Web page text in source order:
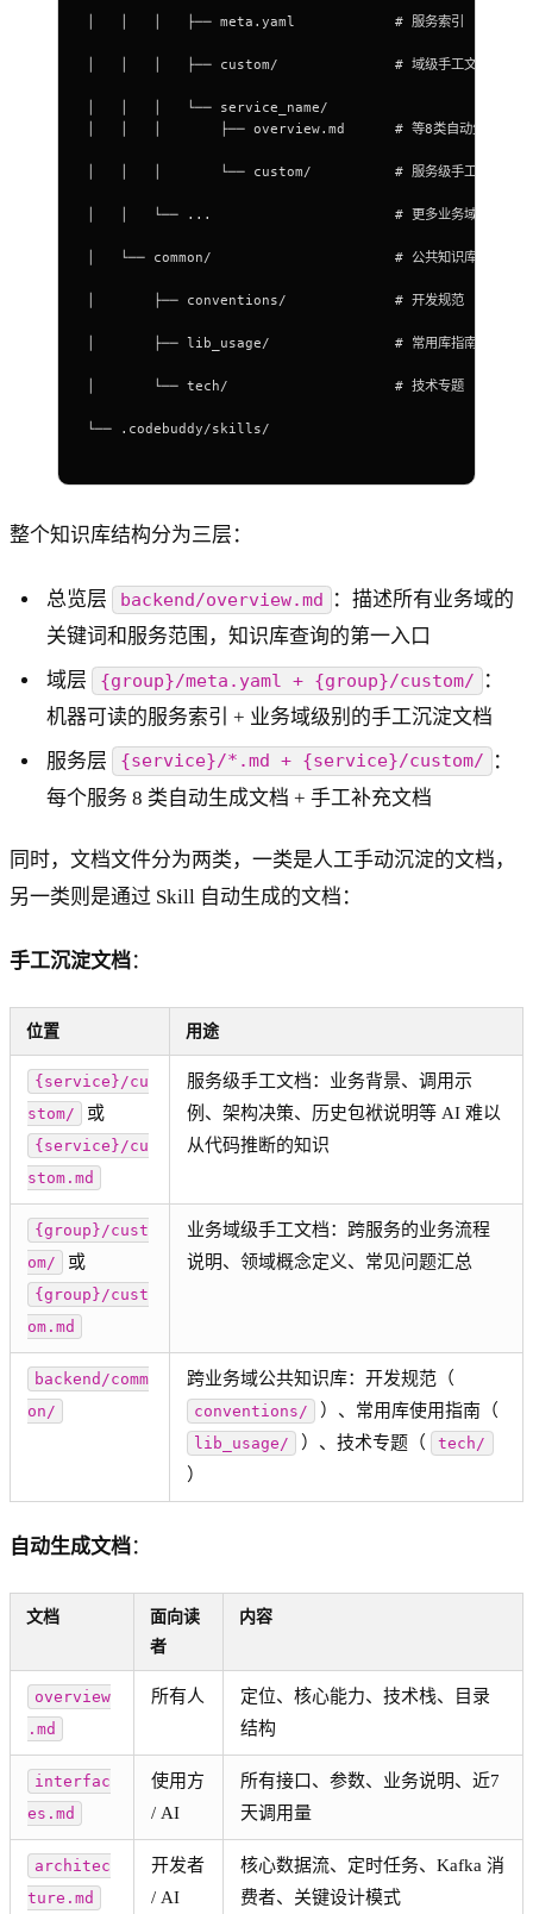
│   │   │   ├── meta.yaml            # 服务索引
│   │   │   ├── custom/              # 域级手工文档
│   │   │   └── service_name/
│   │   │       ├── overview.md      # 等8类自动生成
│   │   │       └── custom/          # 服务级手工文档
│   │   └── ...                      # 更多业务域
│   └── common/                      # 公共知识库
│       ├── conventions/             # 开发规范
│       ├── lib_usage/               # 常用库指南
│       └── tech/                    # 技术专题
└── .codebuddy/skills/
整个知识库结构分为三层：
总览层 backend/overview.md
：描述所有业务域的
关键词和服务范围，知识库查询的第一入口
域层
{group}/meta.yaml + {group}/custom/
：
机器可读的服务索引 + 业务域级别的手工沉淀文档
服务层
{service}/*.md + {service}/custom/
：
每个服务 8 类自动生成文档 + 手工补充文档
同时，文档文件分为两类，一类是人工手动沉淀的文档，
另一类则是通过 Skill 自动生成的文档：
手工沉淀文档：
位置 用途
{service}/cu
stom/
或
{service}/cu
stom.md
服务级手工文档：业务背景、调用示
例、架构决策、历史包袱说明等 AI 难以
从代码推断的知识
{group}/cust
om/
或
{group}/cust
om.md
业务域级手工文档：跨服务的业务流程
说明、领域概念定义、常见问题汇总
backend/comm
on/
跨业务域公共知识库：开发规范（
conventions/ ）、常用库使用指南（
lib_usage/ ）、技术专题（ tech/
）
自动生成文档：
文档
面向读
者
内容
overview
.md
所有人
定位、核心能力、技术栈、目录
结构
interfac
es.md
使用方
/ AI
所有接口、参数、业务说明、近7
天调用量
architec
ture.md
开发者
/ AI
核心数据流、定时任务、Kafka 消
费者、关键设计模式